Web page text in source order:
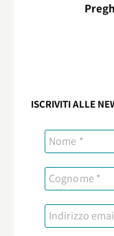
ISCRIVITI ALLE